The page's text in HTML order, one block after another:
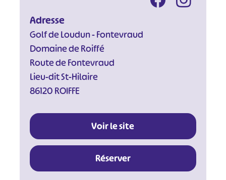
Adresse
Golf de Loudun - Fontevraud
Domaine de Roiffé
Route de Fontevraud
Lieu-dit St-Hilaire
86120 ROIFFE
Voir le site
Réserver
#